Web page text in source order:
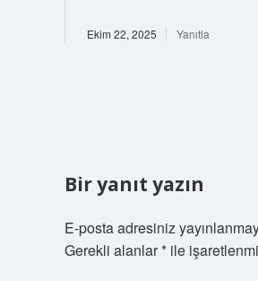
Ekim 22, 2025 Yanıtla
Bir yanıt yazın
E-posta adresiniz
Gerekli alanlar*ile